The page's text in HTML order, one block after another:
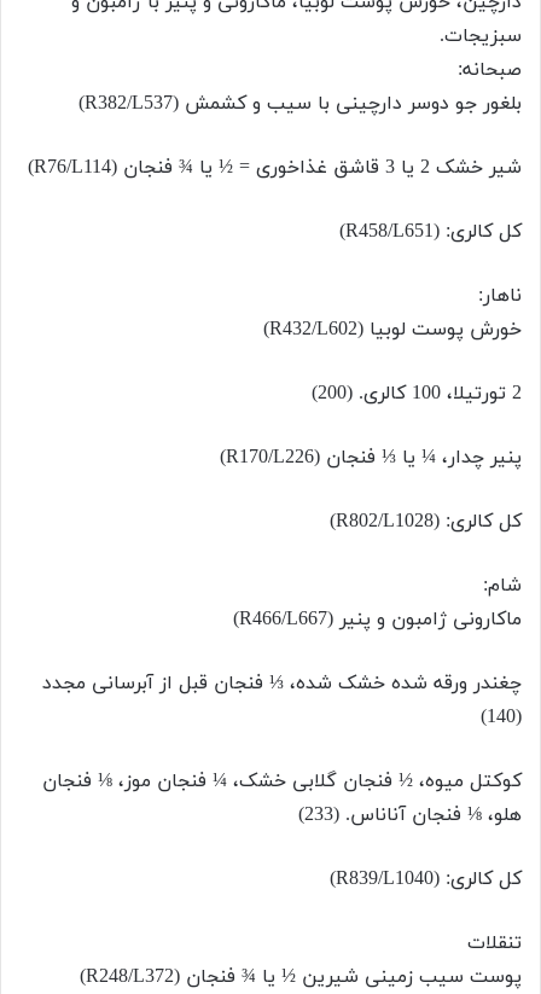
سبزیجات.
صبحانه:
بلغور جو دوسر دارچینی با سیب و کشمش (R382/L537)
شیر خشک 2 یا 3 قاشق غذاخوری = ½ یا ¾ فنجان (R76/L114)
کل کالری: (R458/L651)
ناهار:
خورش پوست لوبیا (R432/L602)
2 تورتیلا، 100 کالری. (200)
پنیر چدار، ¼ یا ⅓ فنجان (R170/L226)
کل کالری: (R802/L1028)
شام:
ماکارونی ژامبون و پنیر (R466/L667)
چغندر ورقه شده خشک شده، ⅓ فنجان قبل از آبرسانی مجدد
(140)
کوکتل میوه، ½ فنجان گلابی خشک، ¼ فنجان موز، ⅛ فنجان
هلو، ⅛ فنجان آناناس. (233)
کل کالری: (R839/L1040)
تنقلات
پوست سیب زمینی شیرین ½ یا ¾ فنجان (R248/L372)